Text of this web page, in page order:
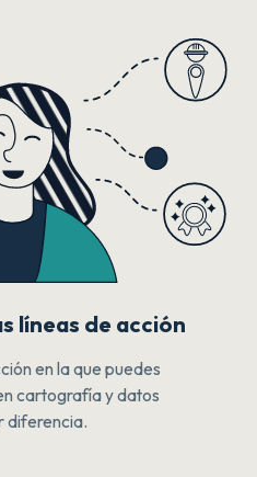
líneas de acción
en la que puedes
cartografía y datos
diferencia.